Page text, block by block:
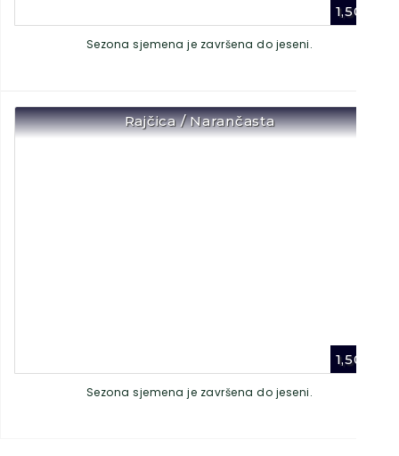
1,50
Sezona sjemena je završena do jeseni.
Rajčica / Narančasta
1,50
Sezona sjemena je završena do jeseni.